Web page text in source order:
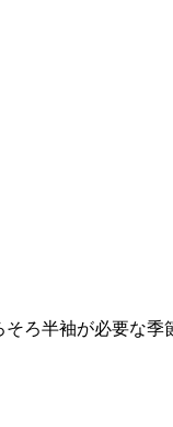
ろ半袖が必要な季